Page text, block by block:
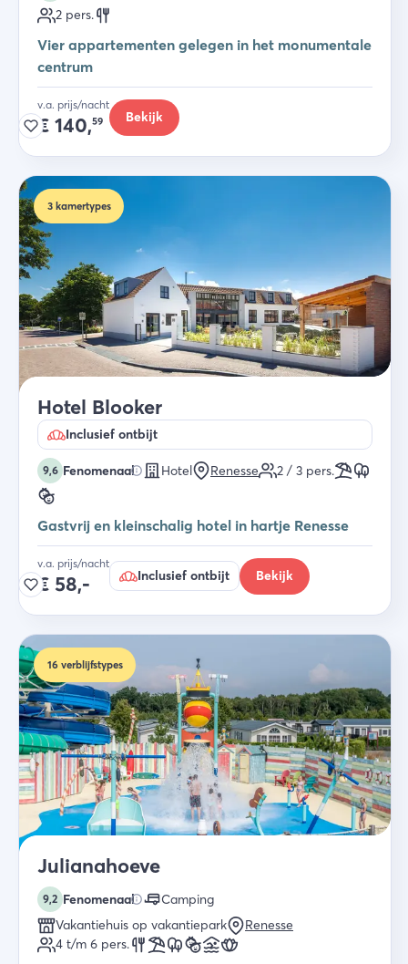
2 pers.
Vier appartementen gelegen in het monumentale
centrum
v.a. prijs/nacht
€ 140,59 Bekijk
3 kamertypes
Hotel Blooker
Inclusief ontbijt
9,6 Fenomenaal Hotel Renesse 2 / 3 pers.
Gastvrij en kleinschalig hotel in hartje Renesse
v.a. prijs/nacht
€ 58,- Inclusief ontbijt Bekijk
16 verblijfstypes
Julianahoeve
9,2 Fenomenaal
Camping
Vakantiehuis op vakantiepark
Renesse
4 t/m 6 pers.